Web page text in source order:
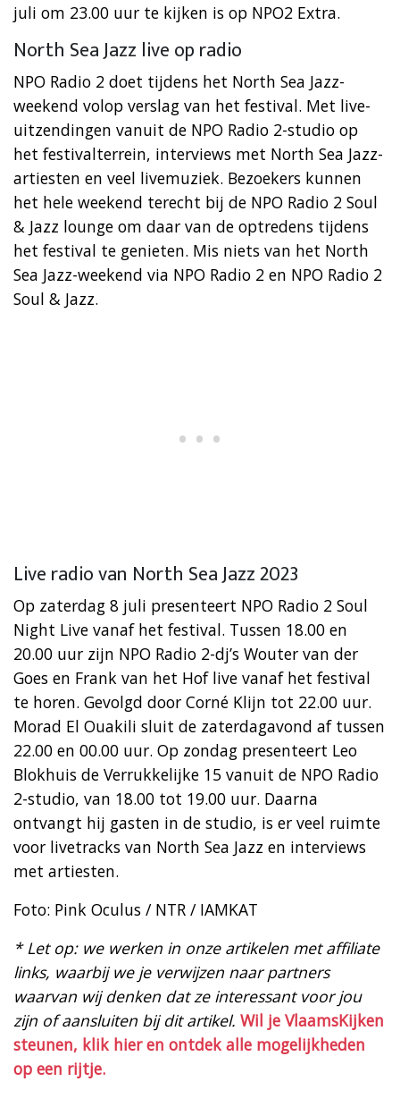
juli om 23.00 uur te kijken is op NPO2 Extra.
North Sea Jazz live op radio
NPO Radio 2 doet tijdens het North Sea Jazz-
weekend volop verslag van het festival. Met live-
uitzendingen vanuit de NPO Radio 2-studio op
het festivalterrein, interviews met North Sea Jazz-
artiesten en veel livemuziek. Bezoekers kunnen
het hele weekend terecht bij de NPO Radio 2 Soul
& Jazz lounge om daar van de optredens tijdens
het festival te genieten. Mis niets van het North
Sea Jazz-weekend via NPO Radio 2 en NPO Radio 2
Soul & Jazz.
Live radio van North Sea Jazz 2023
Op zaterdag 8 juli presenteert NPO Radio 2 Soul
Night Live vanaf het festival. Tussen 18.00 en
20.00 uur zijn NPO Radio 2-dj’s Wouter van der
Goes en Frank van het Hof live vanaf het festival
te horen. Gevolgd door Corné Klijn tot 22.00 uur.
Morad El Ouakili sluit de zaterdagavond af tussen
22.00 en 00.00 uur. Op zondag presenteert Leo
Blokhuis de Verrukkelijke 15 vanuit de NPO Radio
2-studio, van 18.00 tot 19.00 uur. Daarna
ontvangt hij gasten in de studio, is er veel ruimte
voor livetracks van North Sea Jazz en interviews
met artiesten.
Foto: Pink Oculus / NTR / IAMKAT
* Let op: we werken in onze artikelen met affiliate
links, waarbij we je verwijzen naar partners
waarvan wij denken dat ze interessant voor jou
zijn of aansluiten bij dit artikel. Wil je VlaamsKijken
steunen, klik hier en ontdek alle mogelijkheden
op een rijtje.